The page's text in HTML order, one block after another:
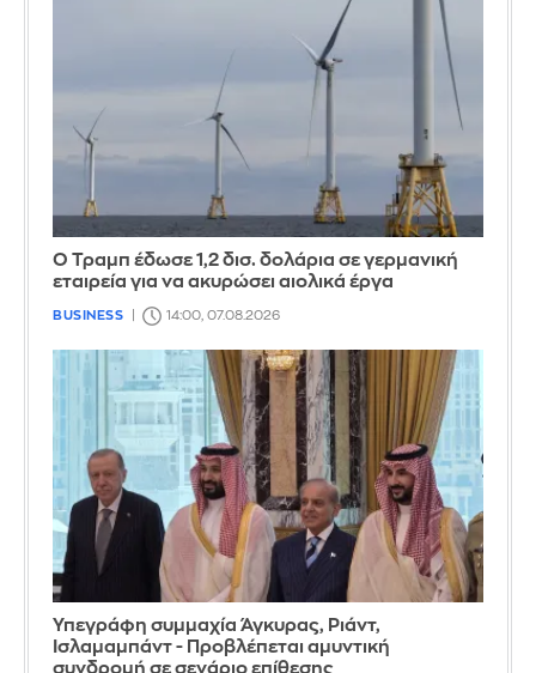
Ο Τραμπ έδωσε 1,2 δισ. δολάρια σε γερμανική
εταιρεία για να ακυρώσει αιολικά έργα
BUSINESS 14:00, 07.08.2026
Υπεγράφη συμμαχία Άγκυρας, Ριάντ,
Ισλαμαμπάντ - Προβλέπεται αμυντική
συνδρομή σε σενάριο επίθεσης